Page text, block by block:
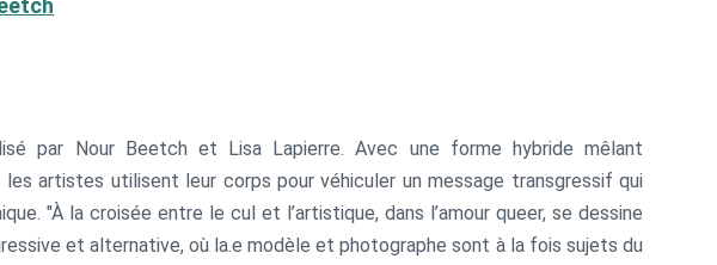
par Nour Beetch et Lisa Lapierre. Avec une forme hybride mêlant
artistes utilisent leur corps pour véhiculer un message transgressif qui
"À la croisée entre le cul et l’artistique, dans l’amour queer, se dessine
et alternative, où la.e modèle et photographe sont à la fois sujets du